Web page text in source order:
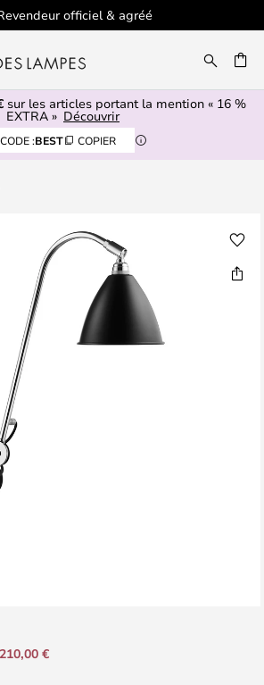
officiel & agréé
sur les articles portant la mention « 16 %
EXTRA » Découvrir
CODE :BEST COPIER
€